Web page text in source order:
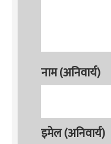
नाम (अनिवार्य)
इमेल (अनिवार्य)